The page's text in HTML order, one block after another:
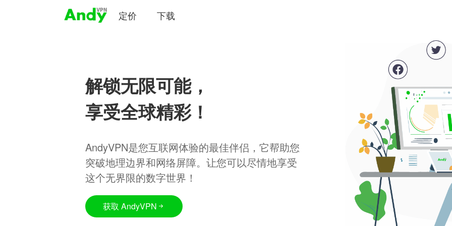
定价 下载
解锁无限可能，
享受全球精彩！
AndyVPN是您互联网体验的最佳伴侣，它帮助您
突破地理边界和网络屏障。让您可以尽情地享受
这个无界限的数字世界！
获取 AndyVPN